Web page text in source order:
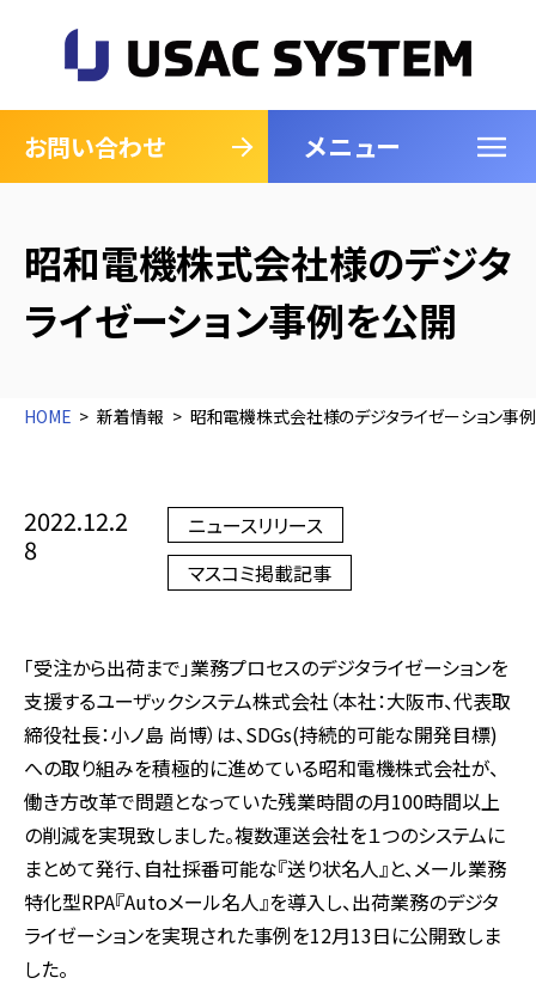
お問い合わせ メニュー
閉じる
昭和電機株式会社様のデジタ
ライゼーション事例を公開
HOME 新着情報 昭和電機株式会社様のデジタライゼーション事
2022.12.2
8
ニュースリリース
マスコミ掲載記事
「受注から出荷まで」業務プロセスのデジタライゼーションを
支援するユーザックシステム株式会社（本社：大阪市、代表取
締役社長：小ノ島 尚博）は、SDGs(持続的可能な開発目標)
への取り組みを積極的に進めている昭和電機株式会社が、
働き方改革で問題となっていた残業時間の月100時間以上
の削減を実現致しました。複数運送会社を１つのシステムに
まとめて発行、自社採番可能な『送り状名人』と、メール業務
特化型RPA『Autoメール名人』を導入し、出荷業務のデジタ
ライゼーションを実現された事例を12月13日に公開致しま
した。